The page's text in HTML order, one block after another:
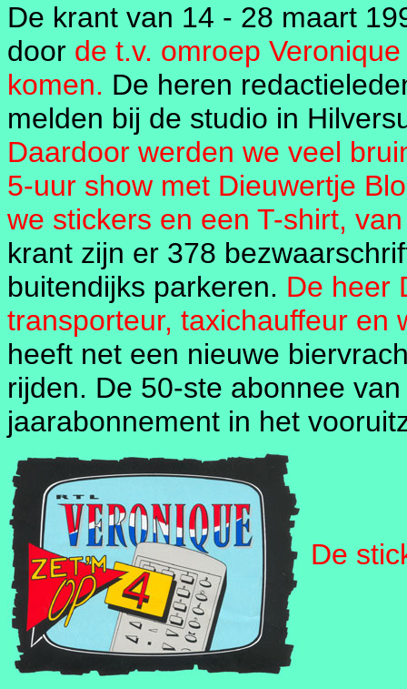
De krant van 14 - 28 maart
door de t.v. omroep
komen. De heren
melden bij de studio in
Daardoor werden we veel
5-uur show met Dieuwertje
we stickers en een T-shirt,
krant zijn er 378
buitendijks parkeren. De heer
transporteur, taxichauffeur en
heeft net een nieuwe
rijden. De 50-ste abonnee
jaarabonnement in het
De